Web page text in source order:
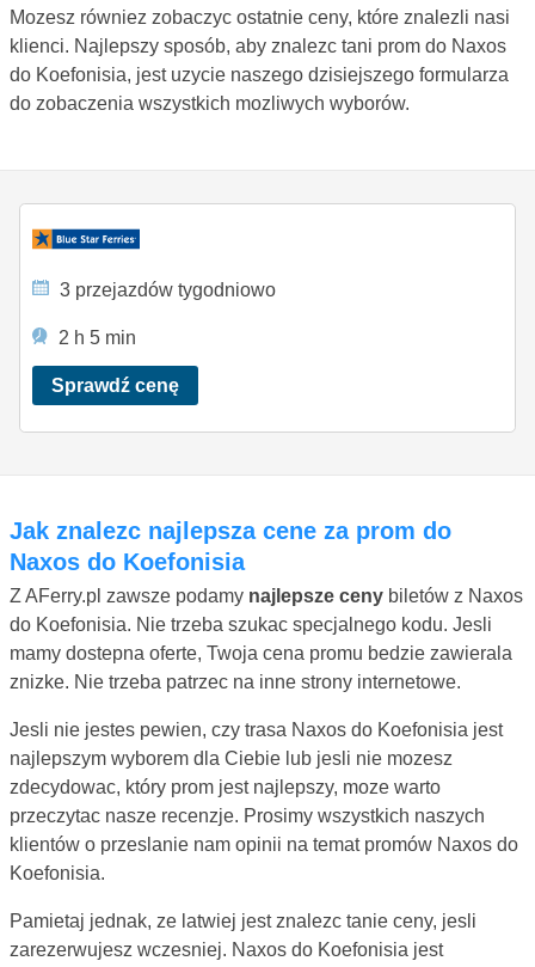
Mozesz równiez zobaczyc ostatnie ceny, które znalezli nasi
klienci. Najlepszy sposób, aby znalezc tani prom do Naxos
do Koefonisia, jest uzycie naszego dzisiejszego formularza
do zobaczenia wszystkich mozliwych wyborów.
3 przejazdów tygodniowo
2 h 5 min
Sprawdź cenę
Jak znalezc najlepsza cene za prom do
Naxos do Koefonisia
Z AFerry.pl zawsze podamy najlepsze ceny biletów z Naxos
do Koefonisia. Nie trzeba szukac specjalnego kodu. Jesli
mamy dostepna oferte, Twoja cena promu bedzie zawierala
znizke. Nie trzeba patrzec na inne strony internetowe.
Jesli nie jestes pewien, czy trasa Naxos do Koefonisia jest
najlepszym wyborem dla Ciebie lub jesli nie mozesz
zdecydowac, który prom jest najlepszy, moze warto
przeczytac nasze recenzje. Prosimy wszystkich naszych
klientów o przeslanie nam opinii na temat promów Naxos do
Koefonisia.
Pamietaj jednak, ze latwiej jest znalezc tanie ceny, jesli
zarezerwujesz wczesniej. Naxos do Koefonisia jest